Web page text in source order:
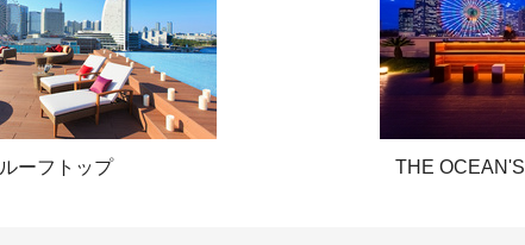
ルーフトップ THE